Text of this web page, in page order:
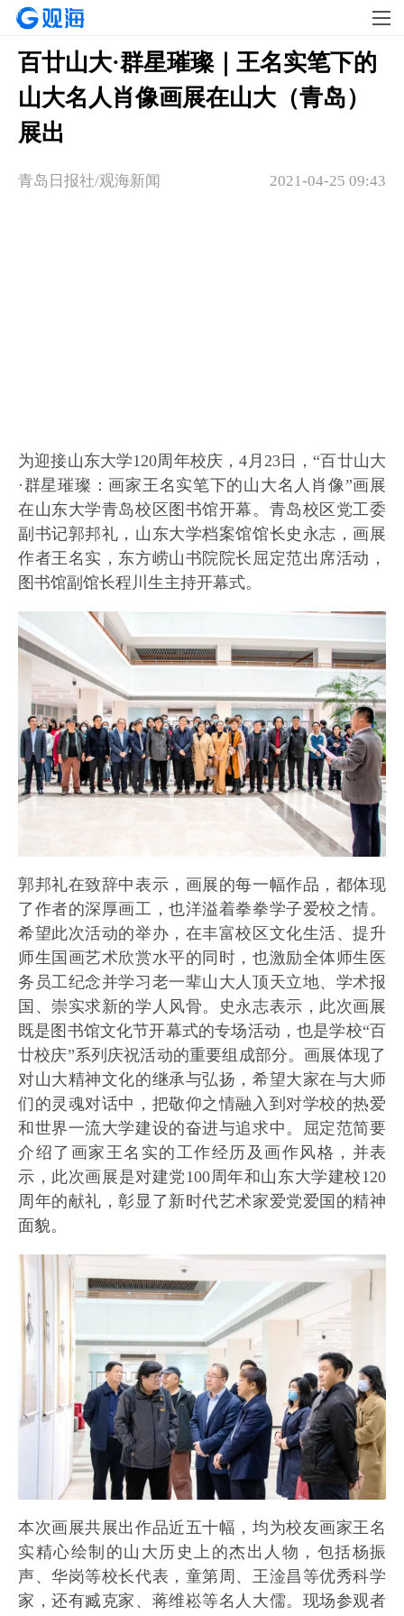
百廿山大·群星璀璨｜王名实笔下的
山大名人肖像画展在山大（青岛）
展出
2021-04-25 09:43
青岛日报社/观海新闻
为迎接山东大学120周年校庆，4月23日，“百廿山大
·群星璀璨：画家王名实笔下的山大名人肖像”画展
在山东大学青岛校区图书馆开幕。青岛校区党工委
副书记郭邦礼，山东大学档案馆馆长史永志，画展
作者王名实，东方崂山书院院长屈定范出席活动，
图书馆副馆长程川生主持开幕式。
郭邦礼在致辞中表示，画展的每一幅作品，都体现
了作者的深厚画工，也洋溢着拳拳学子爱校之情。
希望此次活动的举办，在丰富校区文化生活、提升
师生国画艺术欣赏水平的同时，也激励全体师生医
务员工纪念并学习老一辈山大人顶天立地、学术报
国、崇实求新的学人风骨。史永志表示，此次画展
既是图书馆文化节开幕式的专场活动，也是学校“百
廿校庆”系列庆祝活动的重要组成部分。画展体现了
对山大精神文化的继承与弘扬，希望大家在与大师
们的灵魂对话中，把敬仰之情融入到对学校的热爱
和世界一流大学建设的奋进与追求中。屈定范简要
介绍了画家王名实的工作经历及画作风格，并表
示，此次画展是对建党100周年和山东大学建校120
周年的献礼，彰显了新时代艺术家爱党爱国的精神
面貌。
本次画展共展出作品近五十幅，均为校友画家王名
实精心绘制的山大历史上的杰出人物，包括杨振
声、华岗等校长代表，童第周、王淦昌等优秀科学
家，还有臧克家、蒋维崧等名人大儒。现场参观者